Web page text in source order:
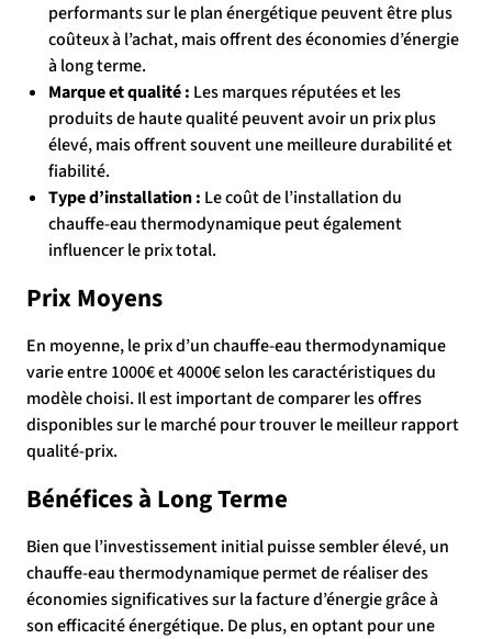
performants sur le plan énergétique peuvent être plus
coûteux à l’achat, mais offrent des économies d’énergie
à long terme.
Marque et qualité : Les marques réputées et les
produits de haute qualité peuvent avoir un prix plus
élevé, mais offrent souvent une meilleure durabilité et
fiabilité.
Type d’installation : Le coût de l’installation du
chauffe-eau thermodynamique peut également
influencer le prix total.
Prix Moyens
En moyenne, le prix d’un chauffe-eau thermodynamique
varie entre 1000€ et 4000€ selon les caractéristiques du
modèle choisi. Il est important de comparer les offres
disponibles sur le marché pour trouver le meilleur rapport
qualité-prix.
Bénéfices à Long Terme
Bien que l’investissement initial puisse sembler élevé, un
chauffe-eau thermodynamique permet de réaliser des
économies significatives sur la facture d’énergie grâce à
son efficacité énergétique. De plus, en optant pour une